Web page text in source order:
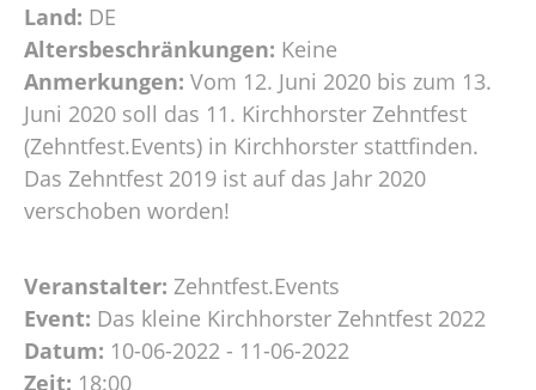
Land: DE
Altersbeschränkungen: Keine
Anmerkungen: Vom 12. Juni 2020 bis zum 13.
Juni 2020 soll das 11. Kirchhorster Zehntfest
(Zehntfest.Events) in Kirchhorster stattfinden.
Das Zehntfest 2019 ist auf das Jahr 2020
verschoben worden!
Veranstalter: Zehntfest.Events
Event: Das kleine Kirchhorster Zehntfest 2022
Datum: 10-06-2022 - 11-06-2022
Zeit: 18:00